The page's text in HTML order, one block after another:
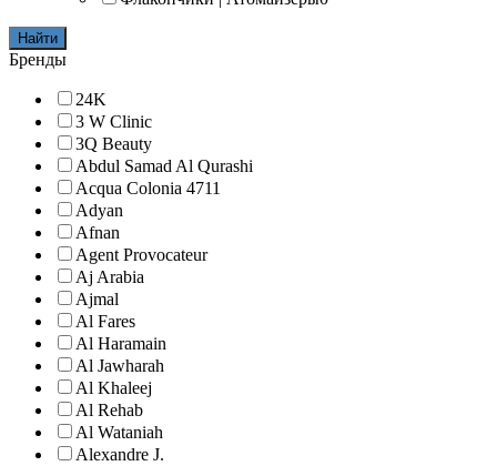
Найти
Бренды
24K
3 W Clinic
3Q Beauty
Abdul Samad Al Qurashi
Acqua Colonia 4711
Adyan
Afnan
Agent Provocateur
Aj Arabia
Ajmal
Al Fares
Al Haramain
Al Jawharah
Al Khaleej
Al Rehab
Al Wataniah
Alexandre J.